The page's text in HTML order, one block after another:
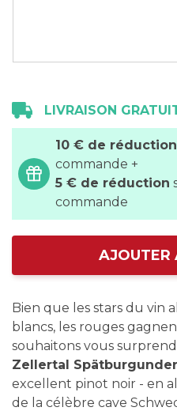
LIVRAISON
10 € de réduction
commande +
5 € de réduction
commande
AJOUTER
Bien que les stars du vin
blancs, les rouges
souhaitons vous
Zellertal
excellent pinot noir - en
de la célèbre cave